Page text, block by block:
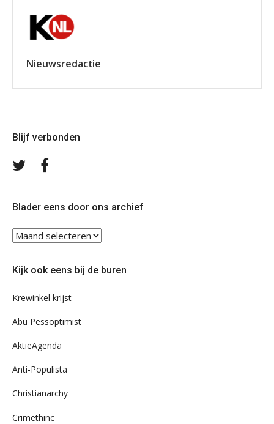
Nieuwsredactie
Blijf verbonden
Volg
Blader eens door ons archief
Blader
eens
ons
Kijk ook eens bij de buren
Krewinkel krijst
Abu Pessoptimist
AktieAgenda
Anti-Populista
Christianarchy
Crimethinc